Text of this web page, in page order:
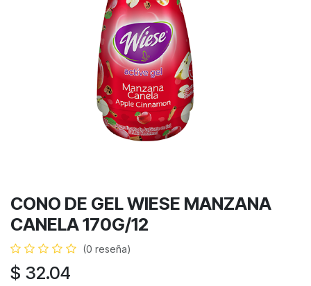
CONO DE GEL WIESE MANZANA
CANELA 170G/12
(0 reseña)
$ 32.04